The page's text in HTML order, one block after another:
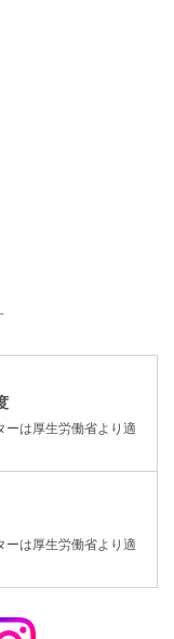
ーは厚生労働省より適
ーは厚生労働省より適